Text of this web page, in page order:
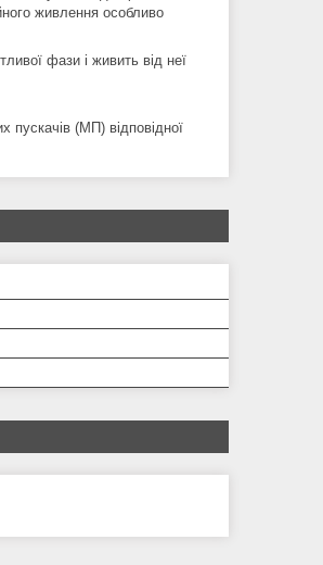
живлення особливо
фази і живить від неї
(МП) відповідної